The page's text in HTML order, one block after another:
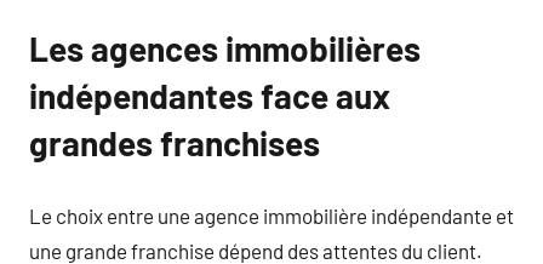
Les agences immobilières
indépendantes face aux
grandes franchises
Le choix entre une agence immobilière indépendante et
une grande franchise dépend des attentes du client.